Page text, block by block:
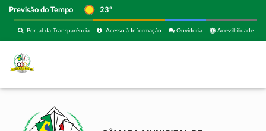
Previsão do Tempo 23º
Acessibilidade
Ouvidoria
Acesso à Informação
Portal da Transparência